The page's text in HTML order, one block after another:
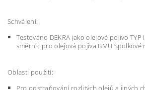
Schválení:
Testováno DEKRA jako olejové pojivo TYP
směrnic pro olejová pojiva BMU Spolkové
Oblasti použití:
Pro odstraňování rozlitých olejů a jiných